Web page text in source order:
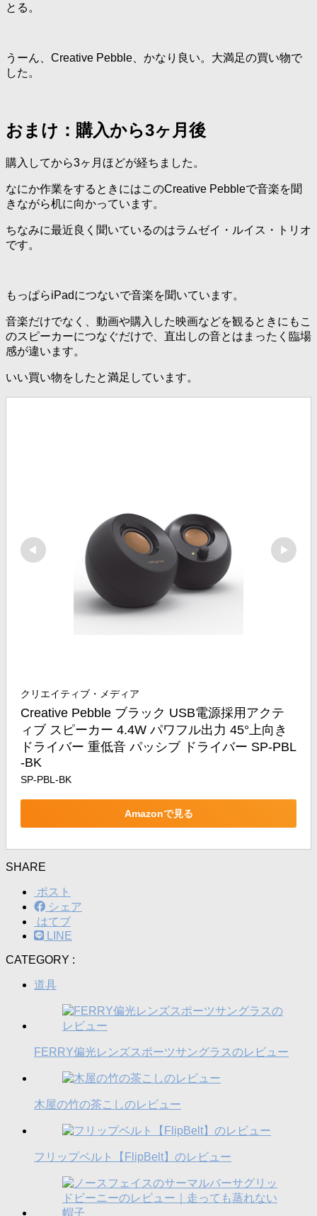
とる。
うーん、Creative Pebble、かなり良い。大満足の買い物で
した。
おまけ：購入から3ヶ月後
購入してから3ヶ月ほどが経ちました。
なにか作業をするときにはこのCreative Pebbleで音楽を聞
きながら机に向かっています。
ちなみに最近良く聞いているのはラムゼイ・ルイス・トリオ
です。
もっぱらiPadにつないで音楽を聞いています。
音楽だけでなく、動画や購入した映画などを観るときにもこ
のスピーカーにつなぐだけで、直出しの音とはまったく臨場
感が違います。
いい買い物をしたと満足しています。
クリエイティブ・メディア
Creative Pebble ブラック USB電源採用アクテ
ィブ スピーカー 4.4W パワフル出力 45°上向き
ドライバー 重低音 パッシブ ドライバー SP-PBL
-BK
SP-PBL-BK
Amazonで見る
SHARE
ポスト
シェア
はてブ
LINE
CATEGORY :
道具
FERRY偏光レンズスポーツサングラスのレビュー
木屋の竹の茶こしのレビュー
フリップベルト【FlipBelt】のレビュー